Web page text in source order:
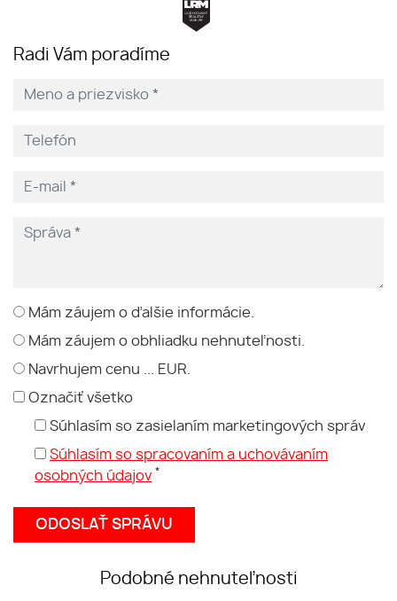
Radi Vám poradíme
Mám záujem o ďalšie informácie.
Mám záujem o obhliadku nehnuteľnosti.
Navrhujem cenu ... EUR.
Označiť všetko
Súhlasím so zasielaním marketingových správ
Súhlasím so spracovaním a uchovávaním
osobných údajov *
Podobné nehnuteľnosti